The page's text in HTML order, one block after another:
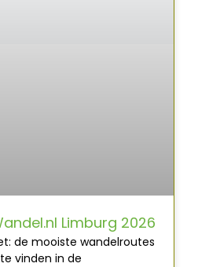
Limburg 2026
de mooiste wandelroutes
vinden in de